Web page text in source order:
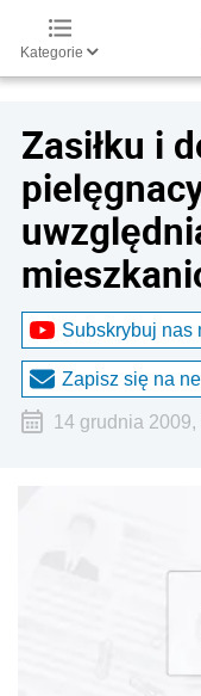
Kategorie
Zasiłku i
Subskrybuj nas
Zapisz się na
14 grudnia 2009,